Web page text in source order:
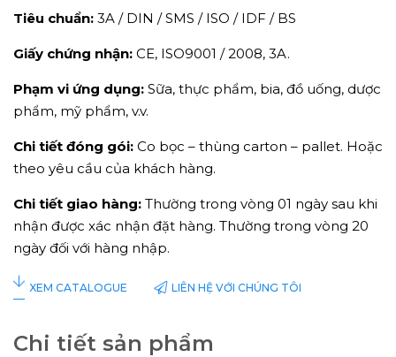
Tiêu chuẩn: 3A / DIN / SMS / ISO / IDF / BS
Giấy chứng nhận: CE, ISO9001 / 2008, 3A.
Phạm vi ứng dụng: Sữa, thực phẩm, bia, đồ uống, dược
phẩm, mỹ phẩm, v.v.
Chi tiết đóng gói: Co bọc – thùng carton – pallet. Hoặc
theo yêu cầu của khách hàng.
Chi tiết giao hàng: Thường trong vòng 01 ngày sau khi
nhận được xác nhận đặt hàng. Thường trong vòng 20
ngày đối với hàng nhập.
XEM CATALOGUE LIÊN HỆ VỚI CHÚNG TÔI
Chi tiết sản phẩm